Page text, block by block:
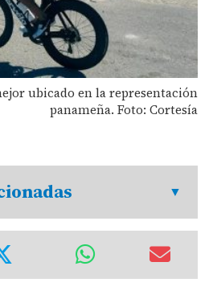
ubicado en la representación
panameña. Foto: Cortesía